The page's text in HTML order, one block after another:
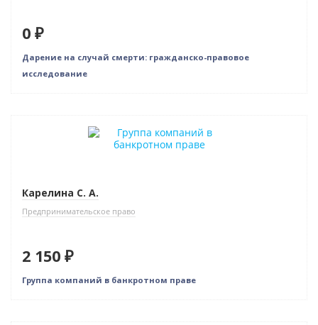
0 ₽
Дарение на случай смерти: гражданско-правовое
исследование
Карелина С. А.
Предпринимательское право
2 150 ₽
Группа компаний в банкротном праве